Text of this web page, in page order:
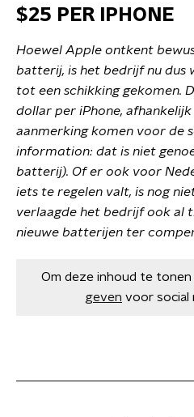
$25 PER IPHONE
Hoewel Apple ontkent
batterij, is het bedrijf nu dus
tot een schikking gekomen.
dollar per iPhone,
aanmerking komen voor de
information: dat is niet
batterij). Of er ook voor
iets te regelen valt, is nog
verlaagde het bedrijf ook al
nieuwe batterijen ter
Om deze inhoud te
geven voor social